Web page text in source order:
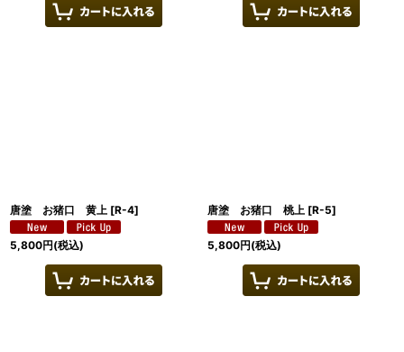
唐塗 お猪口 黄上 [R-4]
5,800円(税込)
唐塗 お猪口 桃上 [R-5]
5,800円(税込)